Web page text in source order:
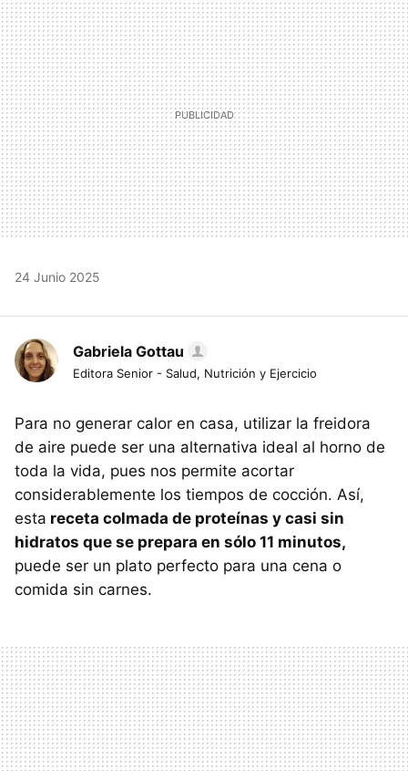
MAIL
24 Junio 2025
Gabriela Gottau
Editora Senior - Salud, Nutrición y Ejercicio
Para no generar calor en casa, utilizar la freidora
de aire puede ser una alternativa ideal al horno de
toda la vida, pues nos permite acortar
considerablemente los tiempos de cocción. Así,
esta receta colmada de proteínas y casi sin
hidratos que se prepara en sólo 11 minutos,
puede ser un plato perfecto para una cena o
comida sin carnes.